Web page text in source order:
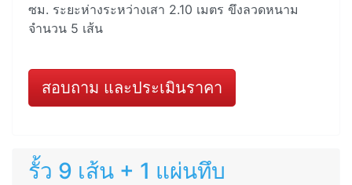
ซม. ระยะห่างระหว่างเสา 2.10 เมตร ขึงลวดหนาม
จำนวน 5 เส้น
สอบถาม และประเมินราคา
รั้ว 9 เส้น + 1 แผ่นทึบ